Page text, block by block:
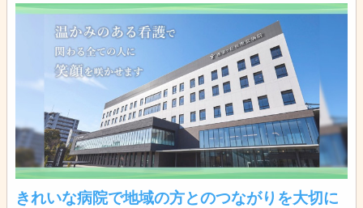
きれいな病院で地域の方とのつながりを大切に